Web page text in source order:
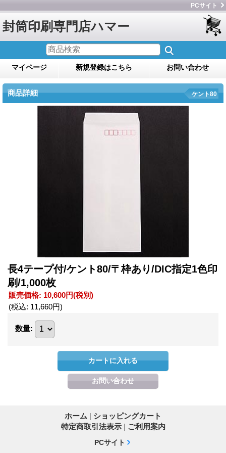
PCサイト
封筒印刷専門店ハマー
マイページ 新規登録はこちら お問い合わせ
商品詳細 ケント80
長4テープ付/ケント80/〒枠あり/DIC指定1色印
刷/1,000枚
販売価格: 10,600円(税別)
(税込: 11,660円)
数量:
ホーム | ショッピングカート
特定商取引法表示 | ご利用案内
PCサイト